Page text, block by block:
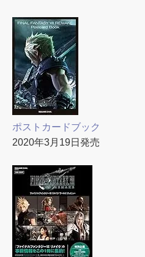
ポストカードブック
2020年3月19日発売